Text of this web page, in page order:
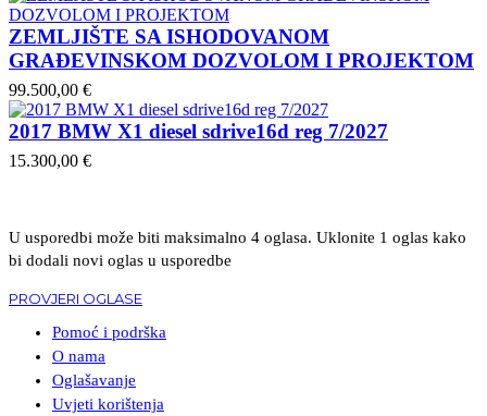
ZEMLJIŠTE SA ISHODOVANOM
GRAĐEVINSKOM DOZVOLOM I PROJEKTOM
99.500,00 €
2017 BMW X1 diesel sdrive16d reg 7/2027
15.300,00 €
U usporedbi može biti maksimalno 4 oglasa. Uklonite 1 oglas kako
bi dodali novi oglas u usporedbe
PROVJERI OGLASE
Pomoć i podrška
O nama
Oglašavanje
Uvjeti korištenja